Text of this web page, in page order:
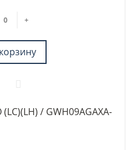
+
/ GWH09AGAXA-